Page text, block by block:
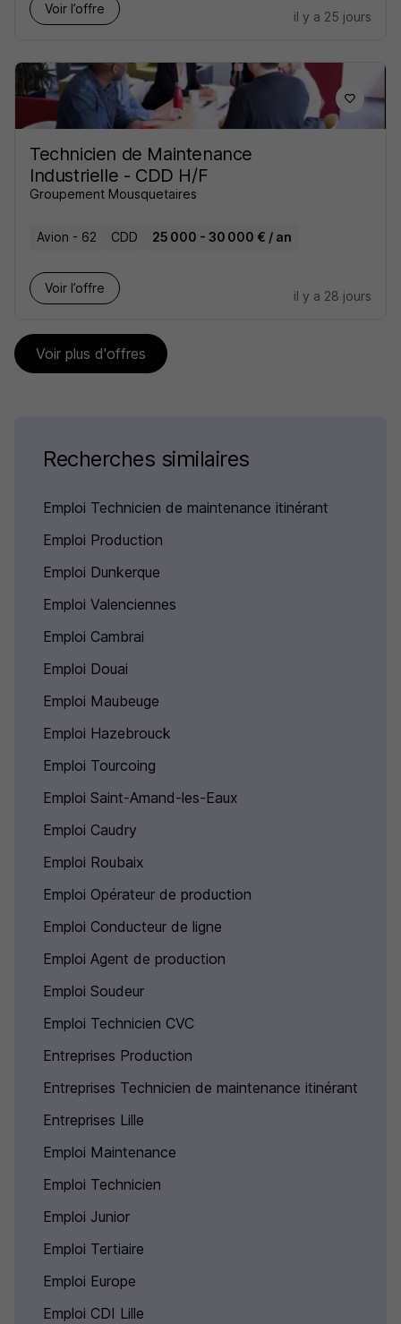
Voir l’offre
il y a 25 jours
Technicien de Maintenance
Industrielle - CDD H/F
Groupement Mousquetaires
Avion - 62 CDD 25 000 - 30 000 € / an
Voir l’offre
il y a 28 jours
Voir plus d'offres
Recherches similaires
Emploi Technicien de maintenance itinérant
Emploi Production
Emploi Dunkerque
Emploi Valenciennes
Emploi Cambrai
Emploi Douai
Emploi Maubeuge
Emploi Hazebrouck
Emploi Tourcoing
Emploi Saint-Amand-les-Eaux
Emploi Caudry
Emploi Roubaix
Emploi Opérateur de production
Emploi Conducteur de ligne
Emploi Agent de production
Emploi Soudeur
Emploi Technicien CVC
Entreprises Production
Entreprises Technicien de maintenance itinérant
Entreprises Lille
Emploi Maintenance
Emploi Technicien
Emploi Junior
Emploi Tertiaire
Emploi Europe
Emploi CDI Lille